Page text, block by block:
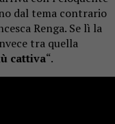
dal tema contrario
Renga. Se lì la
tra quella
cattiva“.